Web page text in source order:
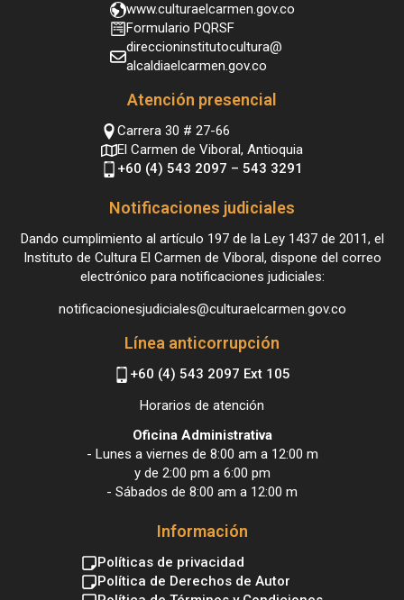
www.culturaelcarmen.gov.co
Formulario PQRSF
direccioninstitutocultura@
alcaldiaelcarmen.gov.co
Atención presencial
Carrera 30 # 27-66
El Carmen de Viboral, Antioquia
+60 (4) 543 2097 – 543 3291
Notificaciones judiciales
Dando cumplimiento al artículo 197 de la Ley 1437 de 2011, el
Instituto de Cultura El Carmen de Viboral, dispone del correo
electrónico para notificaciones judiciales:
notificacionesjudiciales@culturaelcarmen.gov.co
Línea anticorrupción
+60 (4) 543 2097 Ext 105
Horarios de atención
Oficina Administrativa
- Lunes a viernes de 8:00 am a 12:00 m
y de 2:00 pm a 6:00 pm
- Sábados de 8:00 am a 12:00 m
Información
Políticas de privacidad
Política de Derechos de Autor